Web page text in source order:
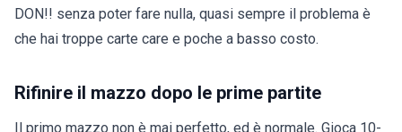
DON!! senza poter fare nulla, quasi sempre il problema è
che hai troppe carte care e poche a basso costo.
Rifinire il mazzo dopo le prime partite
Il primo mazzo non è mai perfetto, ed è normale. Gioca 10-